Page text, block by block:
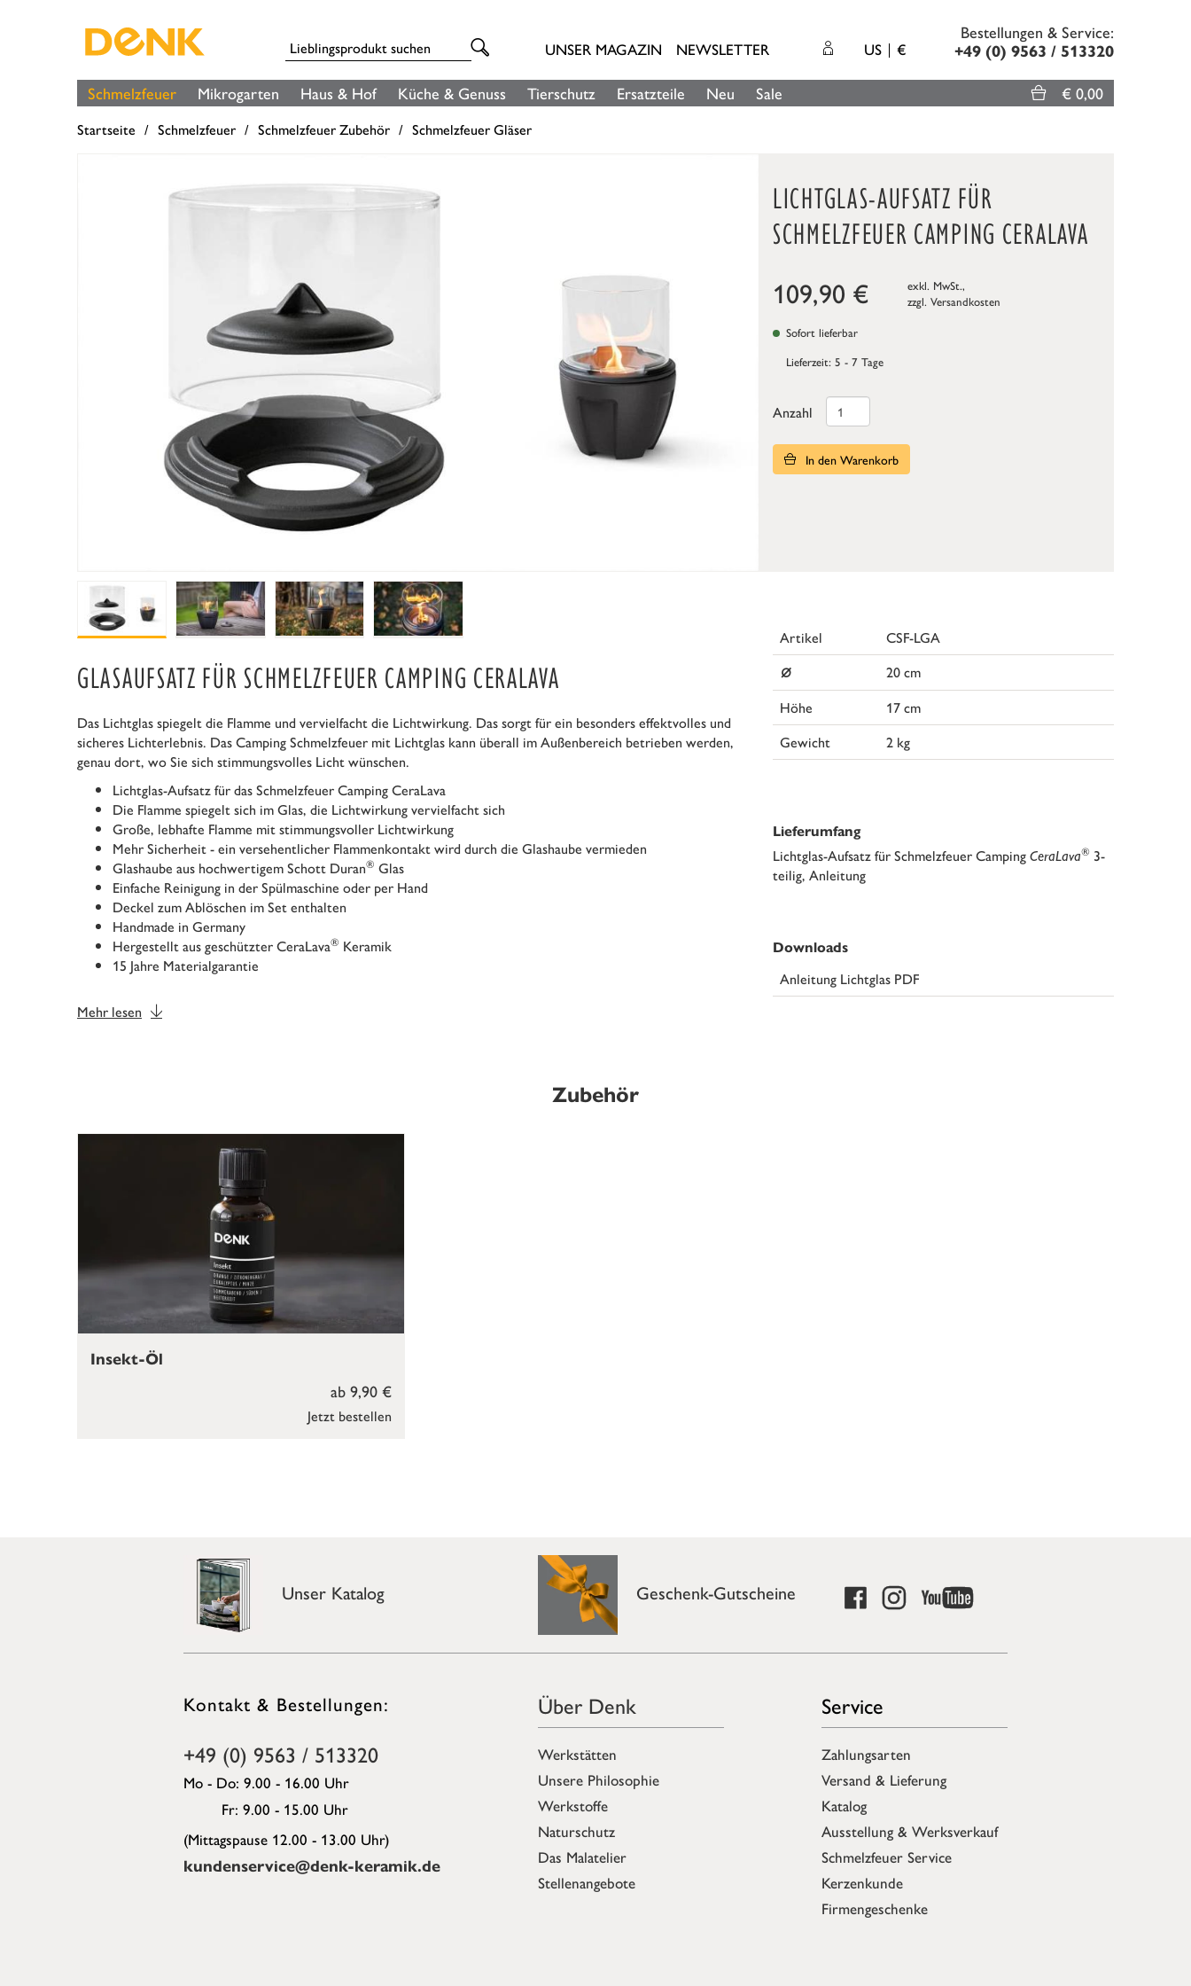
UNSER MAGAZIN NEWSLETTER US €
Bestellungen & Service:
+49 (0) 9563 / 513320
Schmelzfeuer Mikrogarten Haus & Hof Küche & Genuss Tierschutz Ersatzteile Neu Sale € 0,00
Startseite Schmelzfeuer Schmelzfeuer Zubehör Schmelzfeuer Gläser
LICHTGLAS-AUFSATZ FÜR
SCHMELZFEUER CAMPING CERALAVA
109,90 €
exkl. MwSt.,
zzgl. Versandkosten
Sofort lieferbar
Lieferzeit: 5 - 7 Tage
Anzahl
In den Warenkorb
GLASAUFSATZ FÜR SCHMELZFEUER CAMPING CERALAVA
Das Lichtglas spiegelt die Flamme und vervielfacht die Lichtwirkung. Das sorgt für ein besonders effektvolles und
sicheres Lichterlebnis. Das Camping Schmelzfeuer mit Lichtglas kann überall im Außenbereich betrieben werden,
genau dort, wo Sie sich stimmungsvolles Licht wünschen.
Lichtglas-Aufsatz für das Schmelzfeuer Camping CeraLava
Die Flamme spiegelt sich im Glas, die Lichtwirkung vervielfacht sich
Große, lebhafte Flamme mit stimmungsvoller Lichtwirkung
Mehr Sicherheit - ein versehentlicher Flammenkontakt wird durch die Glashaube vermieden
Glashaube aus hochwertigem Schott Duran® Glas
Einfache Reinigung in der Spülmaschine oder per Hand
Deckel zum Ablöschen im Set enthalten
Handmade in Germany
Hergestellt aus geschützter CeraLava® Keramik
15 Jahre Materialgarantie
Mehr lesen
Artikel CSF-LGA
⌀
20 cm
Höhe
17 cm
Gewicht
2 kg
Lieferumfang
Lichtglas-Aufsatz für Schmelzfeuer CampingCeraLava® 3-
teilig, Anleitung
Downloads
Anleitung Lichtglas PDF
Zubehör
Jetzt bestellen
ab 9,90 €
Insekt-Öl
Unser Katalog Geschenk-Gutscheine
Kontakt & Bestellungen:
+49 (0) 9563 / 513320
Mo - Do: 9.00 - 16.00 Uhr
Fr: 9.00 - 15.00 Uhr
(Mittagspause 12.00 - 13.00 Uhr)
kundenservice@denk-keramik.de
Über Denk
Werkstätten
Unsere Philosophie
Werkstoffe
Naturschutz
Das Malatelier
Stellenangebote
Service
Zahlungsarten
Versand & Lieferung
Katalog
Ausstellung & Werksverkauf
Schmelzfeuer Service
Kerzenkunde
Firmengeschenke